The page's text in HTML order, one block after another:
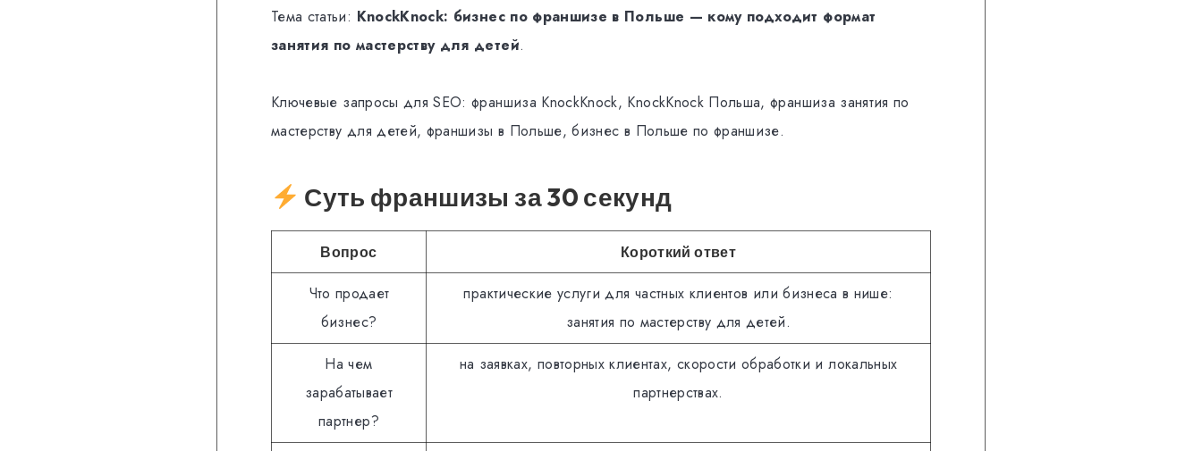
Тема статьи: KnockKnock: бизнес по франшизе в Польше — кому подходит формат
занятия по мастерству для детей.
Ключевые запросы для SEO: франшиза KnockKnock, KnockKnock Польша, франшиза занятия по
мастерству для детей, франшизы в Польше, бизнес в Польше по франшизе.
Суть франшизы за 30 секунд
Вопрос Короткий ответ
Что продает
бизнес?
практические услуги для частных клиентов или бизнеса в нише:
занятия по мастерству для детей.
На чем
зарабатывает
партнер?
на заявках, повторных клиентах, скорости обработки и локальных
партнерствах.